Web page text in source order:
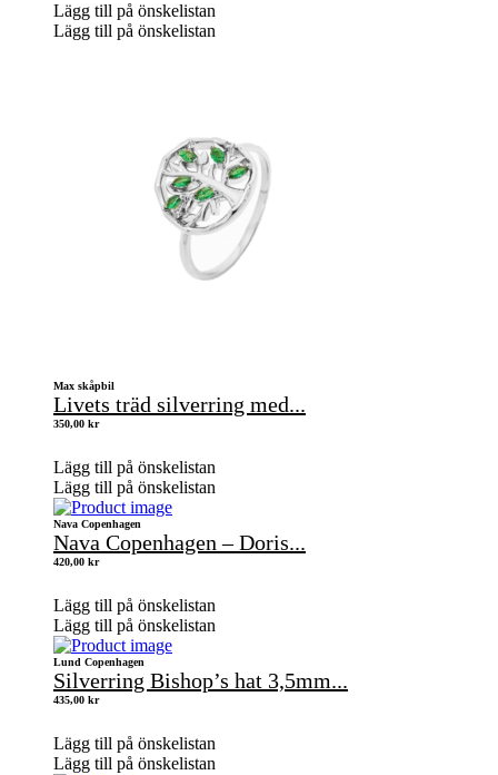
Lägg till på önskelistan
Lägg till på önskelistan
Max skåpbil
Livets träd silverring med...
350,00 kr
Lägg till på önskelistan
Lägg till på önskelistan
Nava Copenhagen
Nava Copenhagen – Doris...
420,00 kr
Lägg till på önskelistan
Lägg till på önskelistan
Lund Copenhagen
Silverring Bishop’s hat 3,5mm...
435,00 kr
Lägg till på önskelistan
Lägg till på önskelistan